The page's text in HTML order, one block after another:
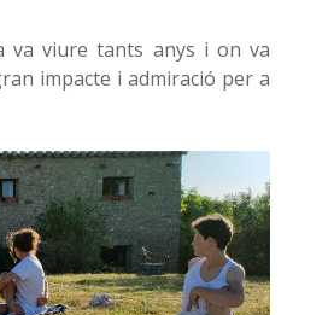
va viure tants anys i on va
impacte i admiració per a